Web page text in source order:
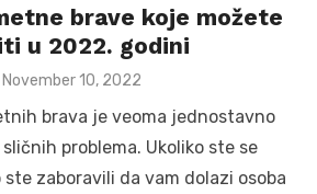
brave koje možete
u 2022. godini
Posted
November 10, 2022
brava je veoma jednostavno
problema. Ukoliko ste se
zaboravili da vam dolazi osoba